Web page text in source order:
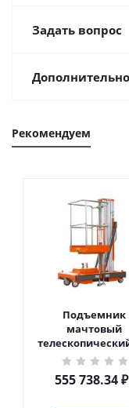
Задать вопрос
Дополнительно
Рекомендуем
Подъемник
мачтовый
кг 6 м TOR GTWY6-
DC 2-мачтовый
(автономный)
555 738.34₽